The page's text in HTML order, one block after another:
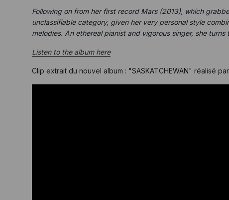
Following on from her first record Mars (2013), which
unclassifiable category, given her very personal style
melodies. An ethereal pianist and vigorous singer, she
Listen to the album here
Clip extrait du nouvel album : "SASKATCHEWAN" réalisé